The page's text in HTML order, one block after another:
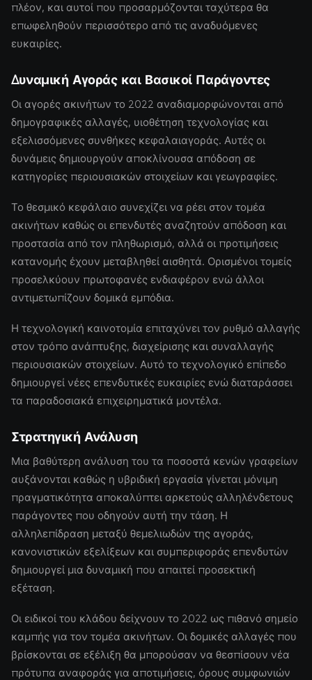
πλέον, και αυτοί που προσαρμόζονται ταχύτερα θα
επωφεληθούν περισσότερο από τις αναδυόμενες
ευκαιρίες.
Δυναμική Αγοράς και Βασικοί Παράγοντες
Οι αγορές ακινήτων το 2022 αναδιαμορφώνονται από
δημογραφικές αλλαγές, υιοθέτηση τεχνολογίας και
εξελισσόμενες συνθήκες κεφαλαιαγοράς. Αυτές οι
δυνάμεις δημιουργούν αποκλίνουσα απόδοση σε
κατηγορίες περιουσιακών στοιχείων και γεωγραφίες.
Το θεσμικό κεφάλαιο συνεχίζει να ρέει στον τομέα
ακινήτων καθώς οι επενδυτές αναζητούν απόδοση και
προστασία από τον πληθωρισμό, αλλά οι προτιμήσεις
κατανομής έχουν μεταβληθεί αισθητά. Ορισμένοι τομείς
προσελκύουν πρωτοφανές ενδιαφέρον ενώ άλλοι
αντιμετωπίζουν δομικά εμπόδια.
Η τεχνολογική καινοτομία επιταχύνει τον ρυθμό αλλαγής
στον τρόπο ανάπτυξης, διαχείρισης και συναλλαγής
περιουσιακών στοιχείων. Αυτό το τεχνολογικό επίπεδο
δημιουργεί νέες επενδυτικές ευκαιρίες ενώ διαταράσσει
τα παραδοσιακά επιχειρηματικά μοντέλα.
Στρατηγική Ανάλυση
Μια βαθύτερη ανάλυση του τα ποσοστά κενών γραφείων
αυξάνονται καθώς η υβριδική εργασία γίνεται μόνιμη
πραγματικότητα αποκαλύπτει αρκετούς αλληλένδετους
παράγοντες που οδηγούν αυτή την τάση. Η
αλληλεπίδραση μεταξύ θεμελιωδών της αγοράς,
κανονιστικών εξελίξεων και συμπεριφοράς επενδυτών
δημιουργεί μια δυναμική που απαιτεί προσεκτική
εξέταση.
Οι ειδικοί του κλάδου δείχνουν το 2022 ως πιθανό σημείο
καμπής για τον τομέα ακινήτων. Οι δομικές αλλαγές που
βρίσκονται σε εξέλιξη θα μπορούσαν να θεσπίσουν νέα
πρότυπα αναφοράς για αποτιμήσεις, όρους συμφωνιών